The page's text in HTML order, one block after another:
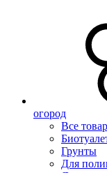
огород
Все
Грунты
Для